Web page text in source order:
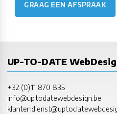
GRAAG EEN AFSPRAAK
UP-TO-DATE
+32 (0)11 870 835
info@uptodatewebdesign.be